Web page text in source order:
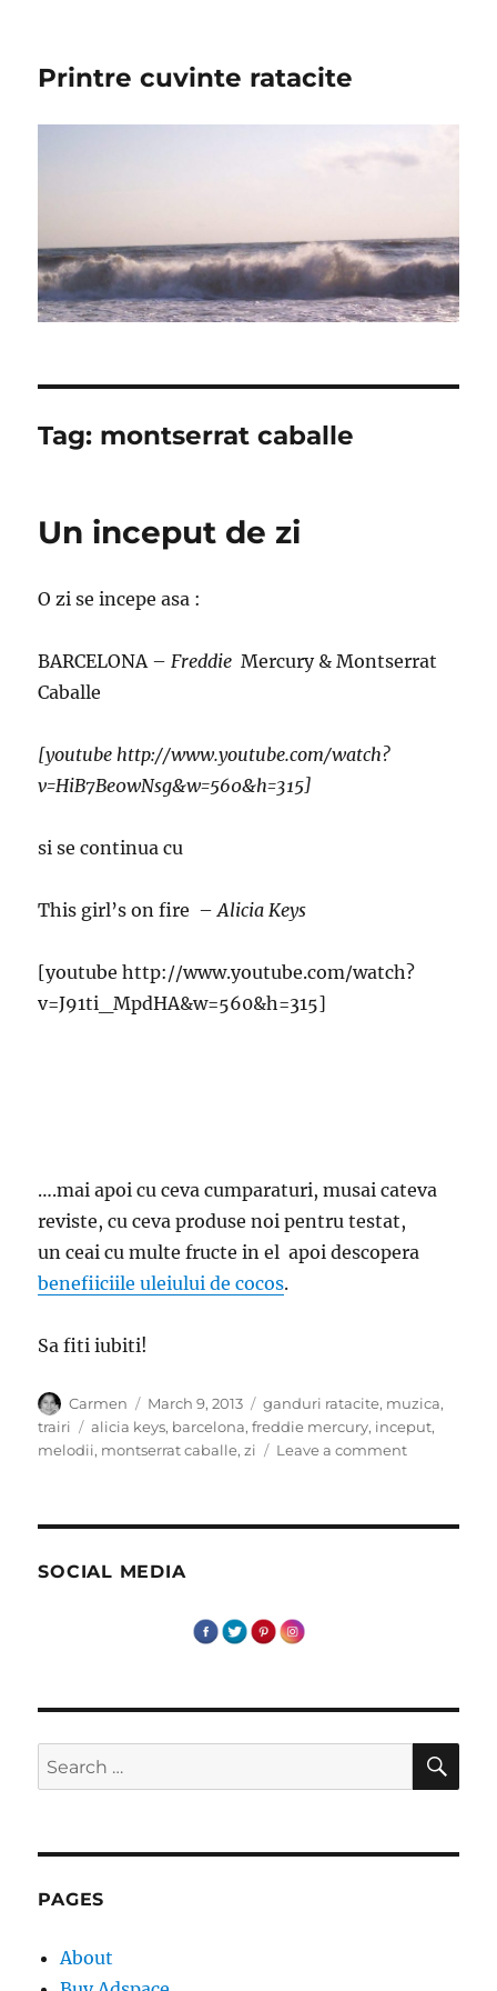
Printre cuvinte ratacite
Tag: montserrat caballe
Un inceput de zi
O zi se incepe asa :
BARCELONA – Freddie Mercury & Montserrat
Caballe
[youtube http://www.youtube.com/watch?
v=HiB7Be0wNsg&w=560&h=315]
si se continua cu
This girl’s on fire –Alicia Keys
[youtube http://www.youtube.com/watch?
v=J91ti_MpdHA&w=560&h=315]
….mai apoi cu ceva cumparaturi, musai cateva
reviste, cu ceva produse noi pentru testat,
un ceai cu multe fructe in el apoi descopera
benefiiciile uleiului de cocos.
Sa fiti iubiti!
Author
Carmen
Posted
on
March 9, 2013 Categories
ganduri ratacite, muzica,
trairi
Tags
alicia keys, barcelona,freddie mercury, inceput,
melodii, montserrat caballe,zi Leave a commenton
SOCIAL MEDIA
Search
for:
PAGES
About